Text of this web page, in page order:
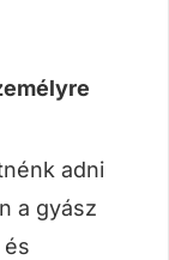
adni
a gyász
és